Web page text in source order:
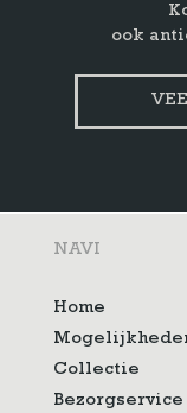
ook
NAVI
Home
Collectie
Bezorgservice